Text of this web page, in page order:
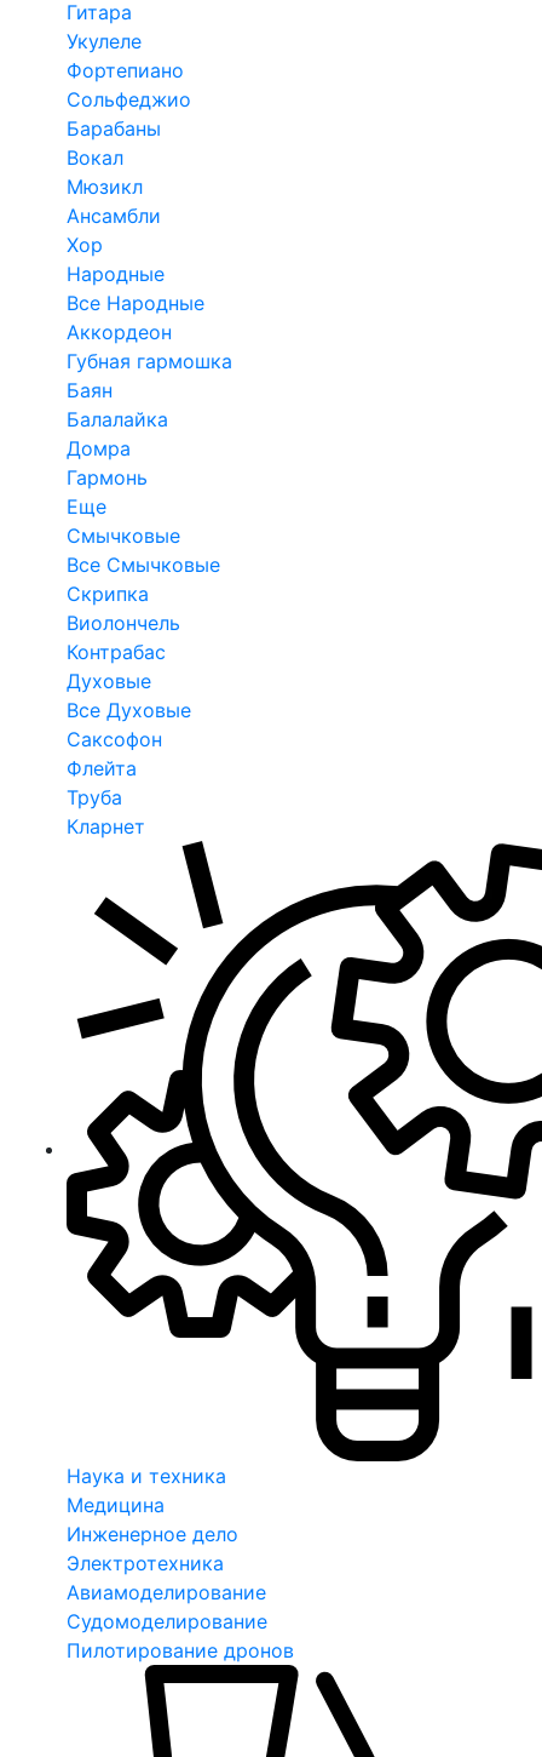
Гитара
Укулеле
Фортепиано
Сольфеджио
Барабаны
Вокал
Мюзикл
Ансамбли
Хор
Народные
Все Народные
Аккордеон
Губная гармошка
Баян
Балалайка
Домра
Гармонь
Еще
Смычковые
Все Смычковые
Скрипка
Виолончель
Контрабас
Духовые
Все Духовые
Саксофон
Флейта
Труба
Кларнет
Наука и техника
Медицина
Инженерное дело
Электротехника
Авиамоделирование
Судомоделирование
Пилотирование дронов